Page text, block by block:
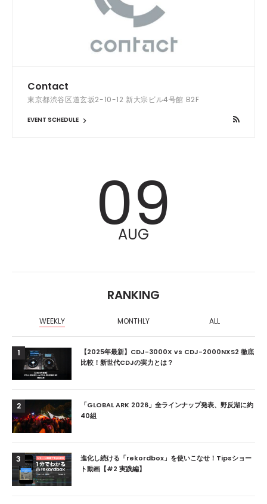
Contact
東京都渋谷区道玄坂2-10-12 新大宗ビル4号館 B2F
EVENT SCHEDULE
09
AUG
RANKING
WEEKLY MONTHLY ALL
1
【2025年最新】CDJ-3000X vs CDJ-2000NXS2 徹底
比較！新世代CDJの実力とは？
2
「GLOBAL ARK 2026」全ラインナップ発表、野反湖に約
40組
3
進化し続ける「rekordbox」を使いこなせ！Tipsショー
ト動画【#2 実践編】